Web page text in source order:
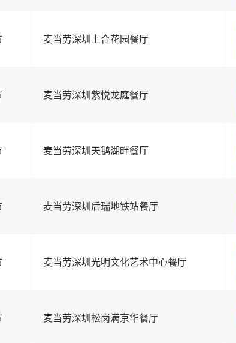
麦当劳深圳上合花园餐厅
麦当劳深圳紫悦龙庭餐厅
麦当劳深圳天鹅湖畔餐厅
麦当劳深圳后瑞地铁站餐厅
麦当劳深圳光明文化艺术中心餐厅
麦当劳深圳松岗满京华餐厅